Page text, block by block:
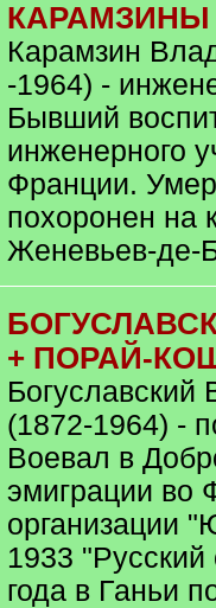
КАРАМЗИНЫ
Карамзин
-1964) -
Бывший
инженерного
Франции.
похоронен на
Женевьев-де-
+ ПОРАЙ-
Богуславский
(1872-1964) -
Воевал в
эмиграции во
организации
1933
года в Ганьи